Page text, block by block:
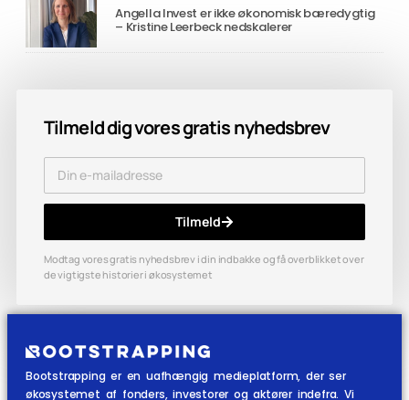
Angella Invest er ikke økonomisk bæredygtig
– Kristine Leerbeck nedskalerer
Tilmeld dig vores gratis nyhedsbrev
Tilmeld
Modtag vores gratis nyhedsbrev i din indbakke og få overblikket over
de vigtigste historier i økosystemet
Bootstrapping er en uafhængig medieplatform, der ser
økosystemet af fonders, investorer og aktører indefra. Vi